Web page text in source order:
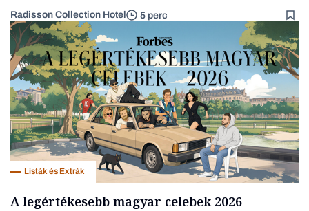
Radisson Collection Hotel 5 perc
Listák és Extrák
A legértékesebb magyar celebek 2026